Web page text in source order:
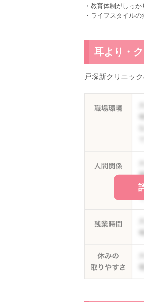
・教育体制がしっ
・ライフスタイル
耳より・
戸塚新クリニッ